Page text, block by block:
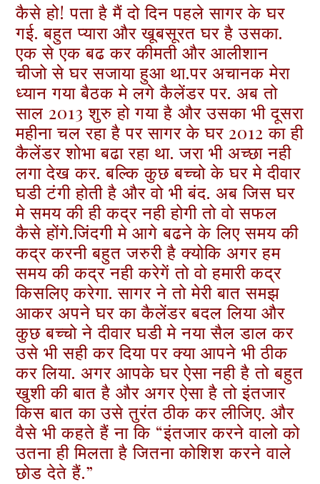
कैसे हो! पता है मैं दो दिन पहले सागर के घर
गई. बहुत प्यारा और खूबसूरत घर है उसका.
एक से एक बढ कर कीमती और आलीशान
चीजो से घर सजाया हुआ था.पर अचानक मेरा
ध्यान गया बैठक मे लगे कैलेंडर पर. अब तो
साल 2013 शुरु हो गया है और उसका भी दूसरा
महीना चल रहा है पर सागर के घर 2012 का ही
कैलेंडर शोभा बढा रहा था. जरा भी अच्छा नही
लगा देख कर. बल्कि कुछ बच्चो के घर मे दीवार
घडी टंगी होती है और वो भी बंद. अब जिस घर
मे समय की ही कद्र नही होगी तो वो सफल
कैसे होंगे.जिंदगी मे आगे बढने के लिए समय की
कद्र करनी बहुत जरुरी है क्योकि अगर हम
समय की कद्र नही करेगें तो वो हमारी कद्र
किसलिए करेगा. सागर ने तो मेरी बात समझ
आकर अपने घर का कैलेंडर बदल लिया और
कुछ बच्चो ने दीवार घडी मे नया सैल डाल कर
उसे भी सही कर दिया पर क्या आपने भी ठीक
कर लिया. अगर आपके घर ऐसा नही है तो बहुत
खुशी की बात है और अगर ऐसा है तो इंतजार
किस बात का उसे तुरंत ठीक कर लीजिए. और
वैसे भी कहते हैं ना कि “इंतजार करने वालो को
उतना ही मिलता है जितना कोशिश करने वाले
छोड देते हैं.”